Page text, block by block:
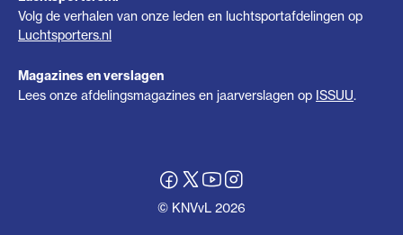
Volg de verhalen van onze leden en luchtsportafdelingen op
Luchtsporters.nl
Magazines en verslagen
Lees onze afdelingsmagazines en jaarverslagen op ISSUU.
© KNVvL 2026